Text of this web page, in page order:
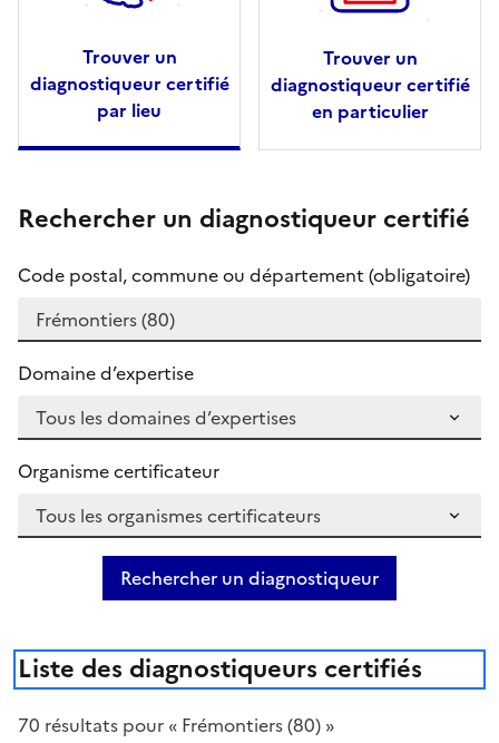
Trouver un
diagnostiqueur certifié
par lieu
Trouver un
diagnostiqueur certifié
en particulier
Rechercher un diagnostiqueur certifié
Code postal, commune ou département (obligatoire)
Domaine d’expertise
Organisme certificateur
Rechercher un diagnostiqueur
Liste des diagnostiqueurs certifiés
70 résultats pour « Frémontiers (80) »